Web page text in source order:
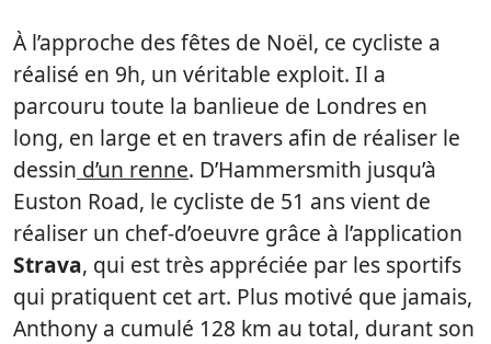
À l’approche des fêtes de Noël, ce cycliste a
réalisé en 9h, un véritable exploit. Il a
parcouru toute la banlieue de Londres en
long, en large et en travers afin de réaliser le
dessin d’un renne. D’Hammersmith jusqu’à
Euston Road, le cycliste de 51 ans vient de
réaliser un chef-d’oeuvre grâce à l’application
Strava, qui est très appréciée par les sportifs
qui pratiquent cet art. Plus motivé que jamais,
Anthony a cumulé 128 km au total, durant son